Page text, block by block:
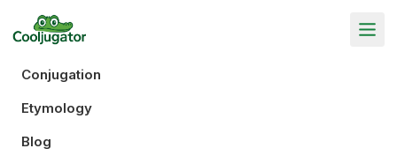
Conjugation
Etymology
Blog